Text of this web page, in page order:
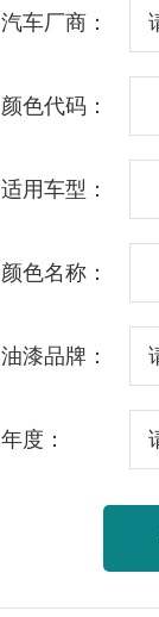
汽车厂商：
颜色代码：
适用车型：
颜色名称：
油漆品牌：
年度：